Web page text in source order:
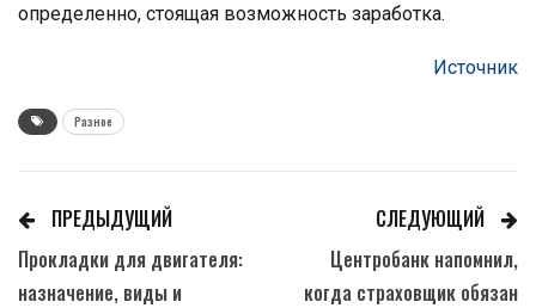
определенно, стоящая возможность заработка.
Источник
Разное
ПРЕДЫДУЩИЙ
Прокладки для двигателя:
назначение, виды и
СЛЕДУЮЩИЙ
Центробанк напомнил,
когда страховщик обязан